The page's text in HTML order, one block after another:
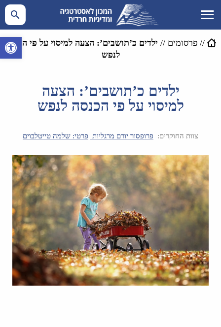
פתח // פרסומים // ילדים כ’תושבים’: הצעה למיסוי על פי הכנסה
לנפש
ילדים כ’תושבים’: הצעה
למיסוי על פי הכנסה לנפש
צוות החוקרים: פרופסור יורם מרגליות פרטי: שלמה טייטלבוים